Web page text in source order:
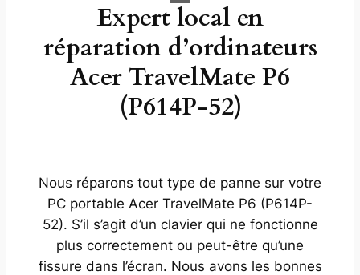
Expert local en
réparation d’ordinateurs
Acer TravelMate P6
(P614P-52)
Nous réparons tout type de panne sur votre
PC portable Acer TravelMate P6 (P614P-
52). S’il s’agit d’un clavier qui ne fonctionne
plus correctement ou peut-être qu’une
fissure dans l’écran. Nous avons les bonnes